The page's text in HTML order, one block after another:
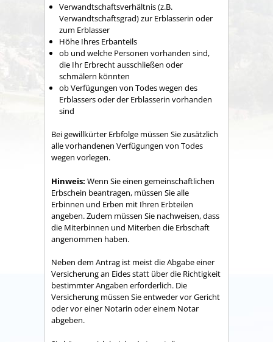
Verwandtschaftsverhältnis (z.B.
Verwandtschaftsgrad) zur Erblasserin oder
zum Erblasser
Höhe Ihres Erbanteils
ob und welche Personen vorhanden sind,
die Ihr Erbrecht ausschließen oder
schmälern könnten
ob Verfügungen von Todes wegen des
Erblassers oder der Erblasserin vorhanden
sind
Bei gewillkürter Erbfolge müssen Sie zusätzlich
alle vorhandenen Verfügungen von Todes
wegen vorlegen.
Hinweis: Wenn Sie einen gemeinschaftlichen
Erbschein beantragen, müssen Sie alle
Erbinnen und Erben mit Ihren Erbteilen
angeben. Zudem müssen Sie nachweisen, dass
die Miterbinnen und Miterben die Erbschaft
angenommen haben.
Neben dem Antrag ist meist die Abgabe einer
Versicherung an Eides statt über die Richtigkeit
bestimmter Angaben erforderlich. Die
Versicherung müssen Sie entweder vor Gericht
oder vor einer Notarin oder einem Notar
abgeben.